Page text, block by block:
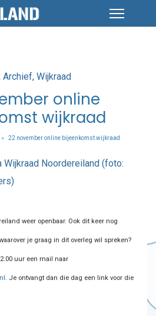
Archief Wijkraad
online
wijkraad
> 22 november online bijeenkomst wijkraad
weer openbaar. Ook dit keer nog
je graag in dit overleg wil spreken?
uur een mail naar
. Je ontvangt dan die dag een link voor die